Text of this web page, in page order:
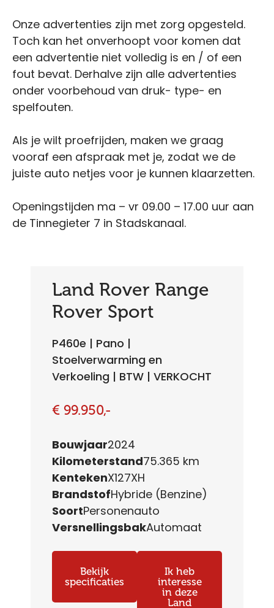
Onze advertenties zijn met zorg opgesteld.
Toch kan het onverhoopt voor komen dat
een advertentie niet volledig is en / of een
fout bevat. Derhalve zijn alle advertenties
onder voorbehoud van druk- type- en
spelfouten.
Als je wilt proefrijden, maken we graag
vooraf een afspraak met je, zodat we de
juiste auto netjes voor je kunnen klaarzetten.
Openingstijden ma – vr 09.00 – 17.00 uur aan
de Tinnegieter 7 in Stadskanaal.
Land Rover Range
Rover Sport
P460e | Pano |
Stoelverwarming en
Verkoeling | BTW | VERKOCHT
€ 99.950,-
Bouwjaar2024
Kilometerstand75.365 km
KentekenX127XH
BrandstofHybride (Benzine)
SoortPersonenauto
VersnellingsbakAutomaat
Bekijk
specificaties
Ik heb
interesse
in deze
Land